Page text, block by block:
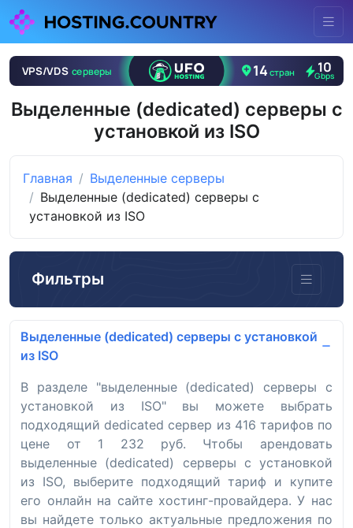
Выделенные (dedicated) серверы с
установкой из ISO
Главная
Выделенные серверы
Выделенные (dedicated) серверы с
установкой из ISO
Фильтры
Выделенные (dedicated) серверы с установкой
из ISO
В разделе "выделенные (dedicated) серверы с
установкой из ISO" вы можете выбрать
подходящий dedicated сервер из 416 тарифов по
цене от 1 232 руб. Чтобы арендовать
выделенные (dedicated) серверы с установкой
из ISO, выберите подходящий тариф и купите
его онлайн на сайте хостинг-провайдера. У нас
вы найдете только актуальные предложения по